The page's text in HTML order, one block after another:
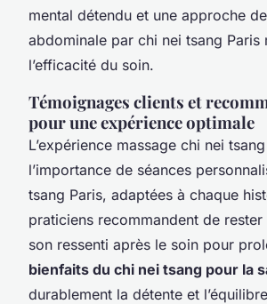
mental détendu et une approche
abdominale par chi nei tsang Paris
l’efficacité du soin.
Témoignages clients et
pour une expérience optimale
L’expérience massage chi nei
l’importance de séances
tsang Paris, adaptées à chaque
praticiens recommandent de rester
son ressenti après le soin pour
bienfaits du chi nei tsang pour la
durablement la détente et